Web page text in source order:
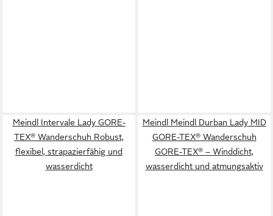
Meindl Intervale Lady GORE-
TEX® Wanderschuh Robust,
flexibel, strapazierfähig und
wasserdicht
Meindl Meindl Durban Lady MID
GORE-TEX® Wanderschuh
GORE-TEX® – Winddicht,
wasserdicht und atmungsaktiv